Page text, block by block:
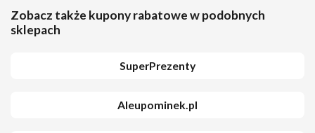
Zobacz także kupony rabatowe w podobnych
sklepach
SuperPrezenty
Aleupominek.pl